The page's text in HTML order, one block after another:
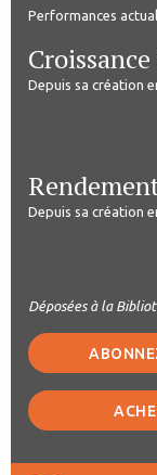
Performances
Croissance
Depuis sa création
Depuis sa création
Déposées à la